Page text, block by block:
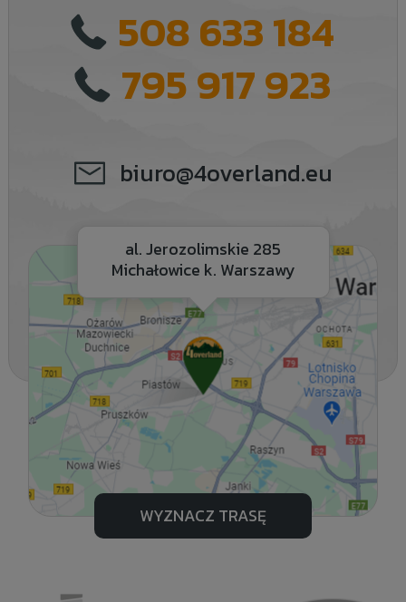
508 633 184
795 917 923
biuro@4overland.eu
al. Jerozolimskie 285
Michałowice k. Warszawy
WYZNACZ TRASĘ